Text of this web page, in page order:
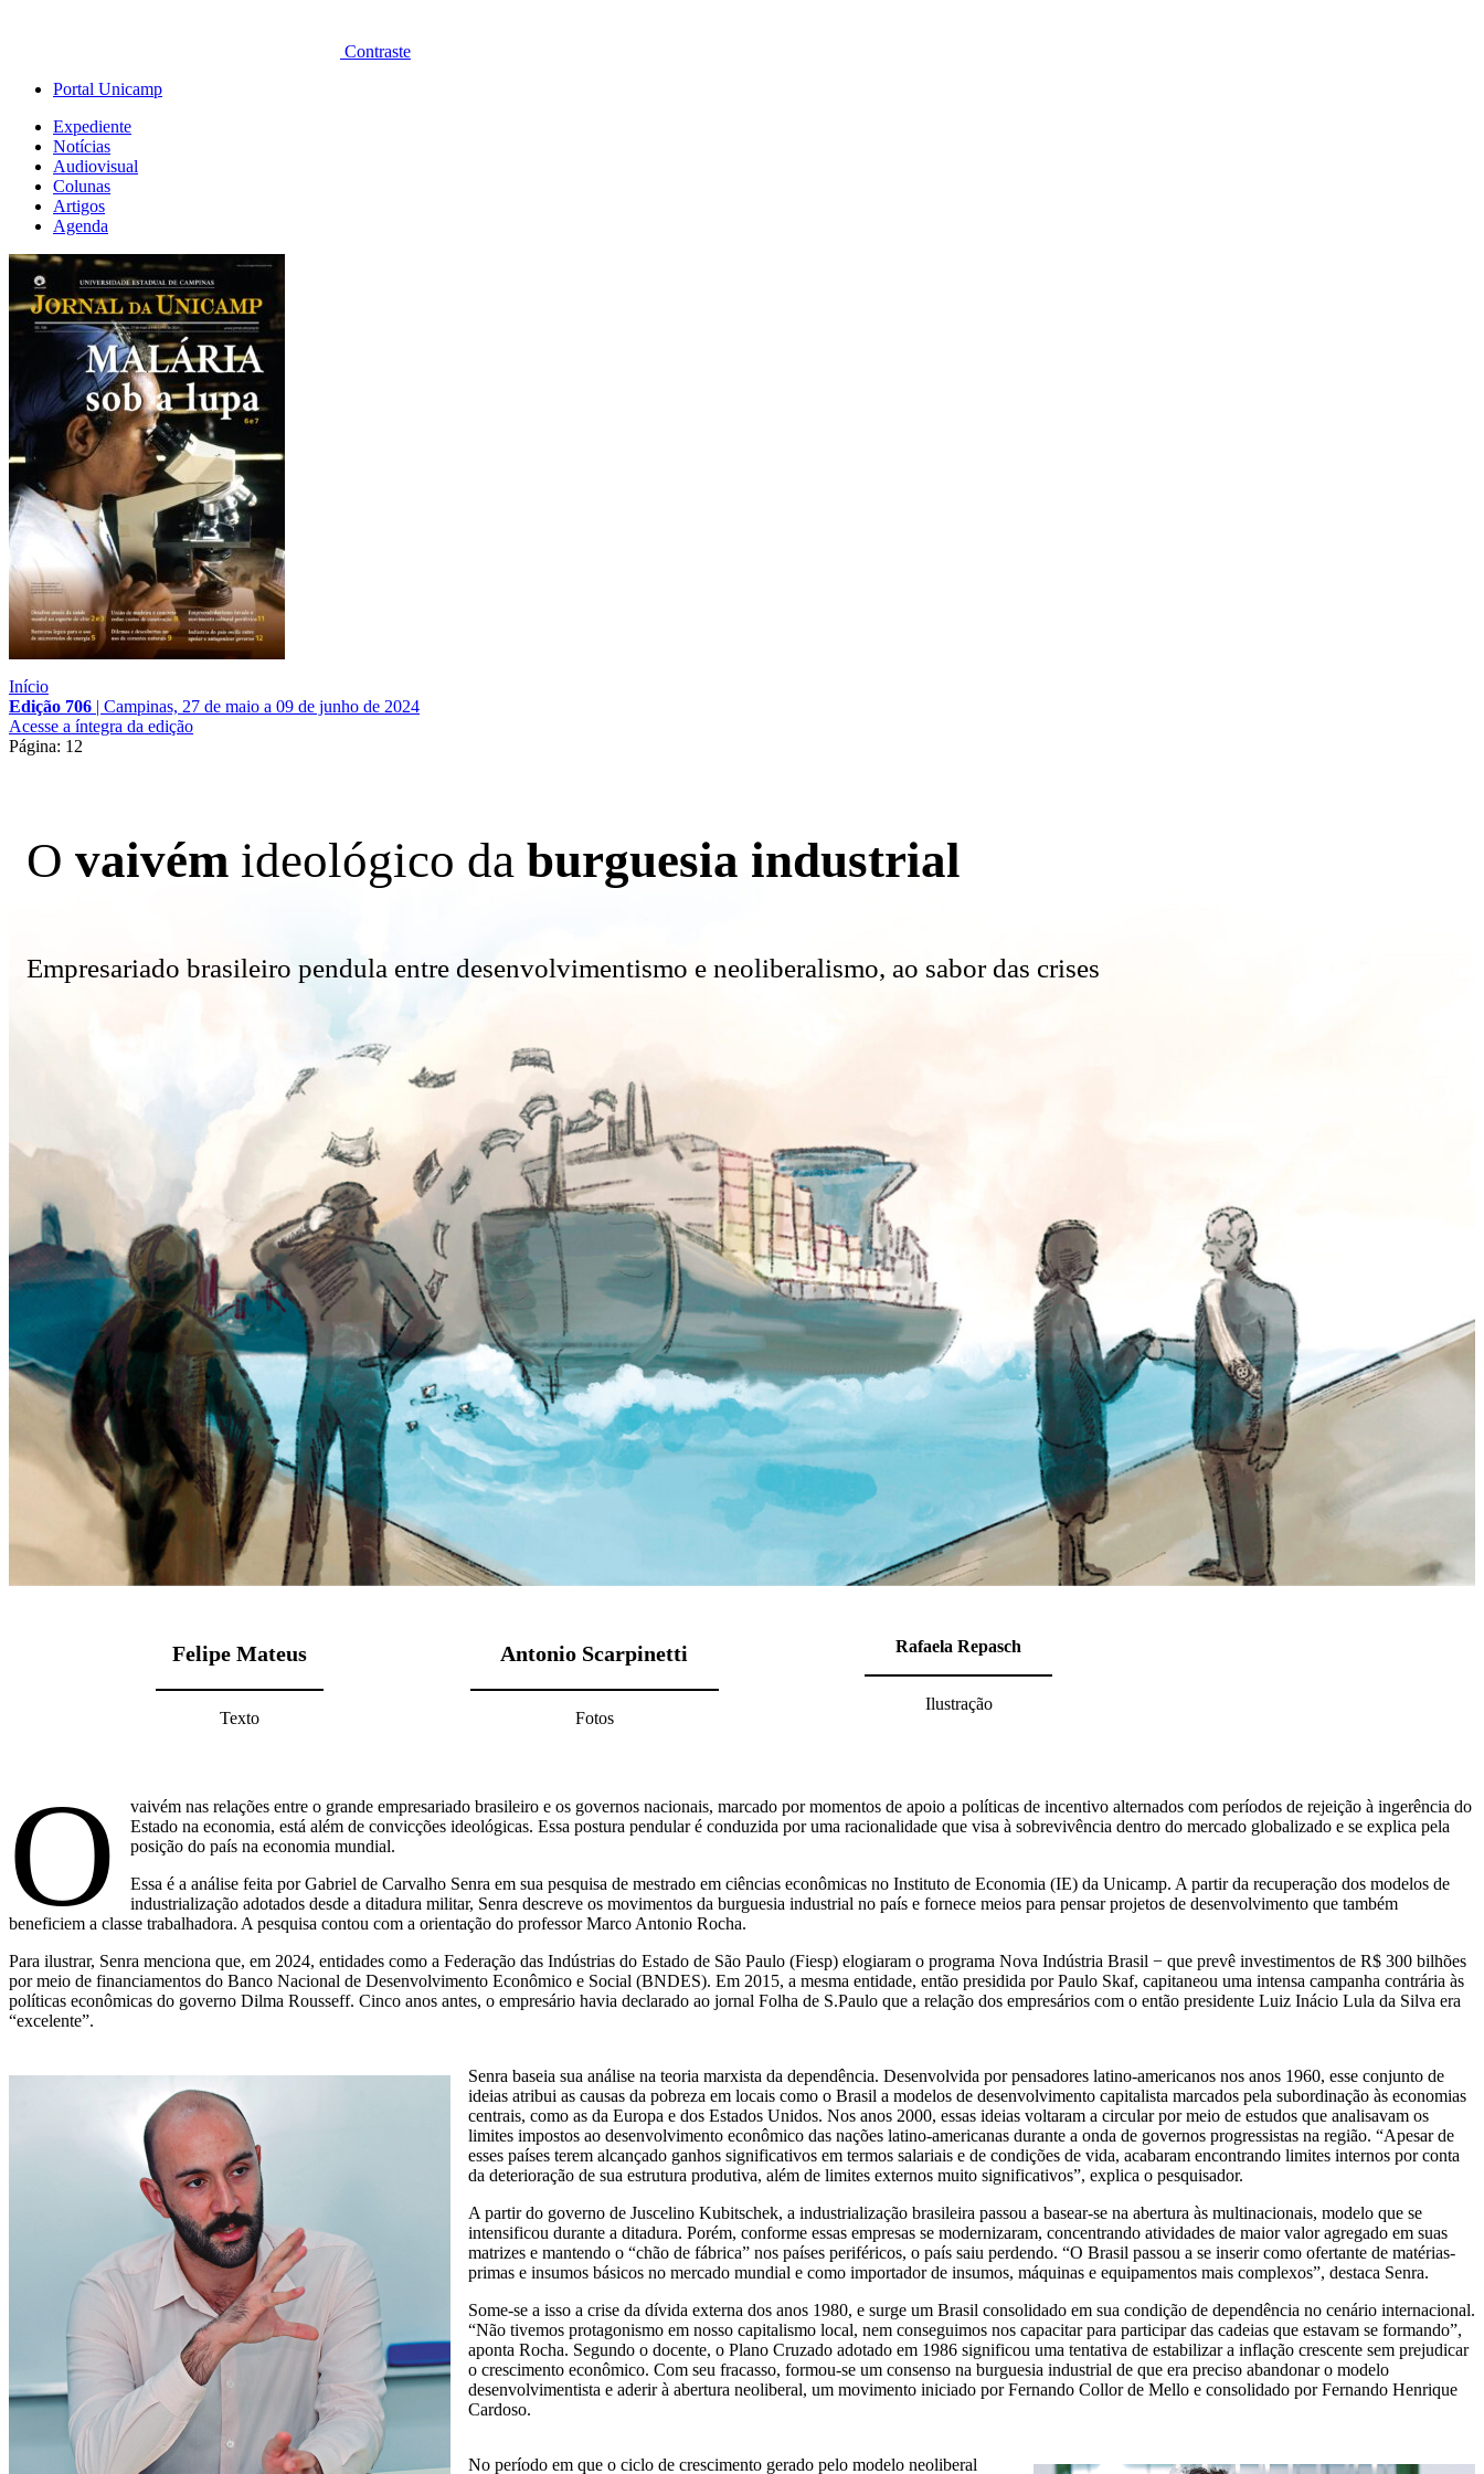
Contraste
Portal Unicamp
Expediente
Notícias
Audiovisual
Colunas
Artigos
Agenda
Início
Edição 706 | Campinas, 27 de maio a 09 de junho de 2024
Acesse a íntegra da edição
Página: 12
O vaivém ideológico da burguesia industrial
Empresariado brasileiro pendula entre desenvolvimentismo e neoliberalismo, ao sabor das crises
Felipe Mateus
Texto
Antonio Scarpinetti
Fotos
Rafaela Repasch
Ilustração
O
vaivém nas relações entre o grande empresariado brasileiro e os governos nacionais, marcado por momentos de apoio a políticas de incentivo alternados com períodos de rejeição à ingerência do
Estado na economia, está além de convicções ideológicas. Essa postura pendular é conduzida por uma racionalidade que visa à sobrevivência dentro do mercado globalizado e se explica pela
posição do país na economia mundial.
Essa é a análise feita por Gabriel de Carvalho Senra em sua pesquisa de mestrado em ciências econômicas no Instituto de Economia (IE) da Unicamp. A partir da recuperação dos modelos de
industrialização adotados desde a ditadura militar, Senra descreve os movimentos da burguesia industrial no país e fornece meios para pensar projetos de desenvolvimento que também
beneficiem a classe trabalhadora. A pesquisa contou com a orientação do professor Marco Antonio Rocha.
Para ilustrar, Senra menciona que, em 2024, entidades como a Federação das Indústrias do Estado de São Paulo (Fiesp) elogiaram o programa Nova Indústria Brasil − que prevê investimentos de R$ 300 bilhões
por meio de financiamentos do Banco Nacional de Desenvolvimento Econômico e Social (BNDES). Em 2015, a mesma entidade, então presidida por Paulo Skaf, capitaneou uma intensa campanha contrária às
políticas econômicas do governo Dilma Rousseff. Cinco anos antes, o empresário havia declarado ao jornal Folha de S.Paulo que a relação dos empresários com o então presidente Luiz Inácio Lula da Silva era
“excelente”.
Senra baseia sua análise na teoria marxista da dependência. Desenvolvida por pensadores latino-americanos nos anos 1960, esse conjunto de
ideias atribui as causas da pobreza em locais como o Brasil a modelos de desenvolvimento capitalista marcados pela subordinação às economias
centrais, como as da Europa e dos Estados Unidos. Nos anos 2000, essas ideias voltaram a circular por meio de estudos que analisavam os
limites impostos ao desenvolvimento econômico das nações latino-americanas durante a onda de governos progressistas na região. “Apesar de
esses países terem alcançado ganhos significativos em termos salariais e de condições de vida, acabaram encontrando limites internos por conta
da deterioração de sua estrutura produtiva, além de limites externos muito significativos”, explica o pesquisador.
A partir do governo de Juscelino Kubitschek, a industrialização brasileira passou a basear-se na abertura às multinacionais, modelo que se
intensificou durante a ditadura. Porém, conforme essas empresas se modernizaram, concentrando atividades de maior valor agregado em suas
matrizes e mantendo o “chão de fábrica” nos países periféricos, o país saiu perdendo. “O Brasil passou a se inserir como ofertante de matérias-
primas e insumos básicos no mercado mundial e como importador de insumos, máquinas e equipamentos mais complexos”, destaca Senra.
Some-se a isso a crise da dívida externa dos anos 1980, e surge um Brasil consolidado em sua condição de dependência no cenário internacional.
“Não tivemos protagonismo em nosso capitalismo local, nem conseguimos nos capacitar para participar das cadeias que estavam se formando”,
aponta Rocha. Segundo o docente, o Plano Cruzado adotado em 1986 significou uma tentativa de estabilizar a inflação crescente sem prejudicar
o crescimento econômico. Com seu fracasso, formou-se um consenso na burguesia industrial de que era preciso abandonar o modelo
desenvolvimentista e aderir à abertura neoliberal, um movimento iniciado por Fernando Collor de Mello e consolidado por Fernando Henrique
Cardoso.
No período em que o ciclo de crescimento gerado pelo modelo neoliberal